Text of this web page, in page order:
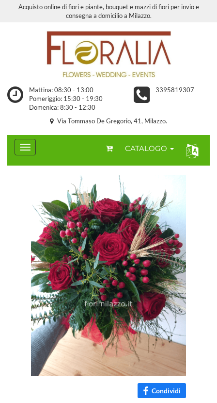
Acquisto online di fiori e piante, bouquet e mazzi di fiori per invio e
consegna a domicilio a Milazzo.
Mattina: 08:30 - 13:00
Pomeriggio: 15:30 - 19:30
Domenica: 8:30 - 12:30
3395819307
Via Tommaso De Gregorio, 41, Milazzo.
CATALOGO
Condividi